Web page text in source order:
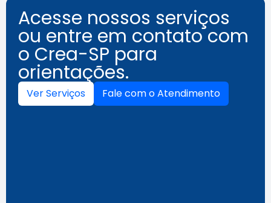
Acesse nossos serviços
ou entre em contato com
o Crea-SP para
orientações.
Ver Serviços Fale com o Atendimento